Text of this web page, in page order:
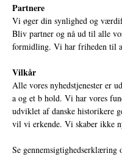
Partnere
Vi øger din synlighed og
Bliv partner og nå ud til alle
formidling. Vi har friheden til
Vilkår
Alle vores nyhedstjenester er
a og et b hold. Vi har vores
udviklet af danske historikere
vil vi erkende. Vi skaber ikke
Se gennemsigtighedserklæring